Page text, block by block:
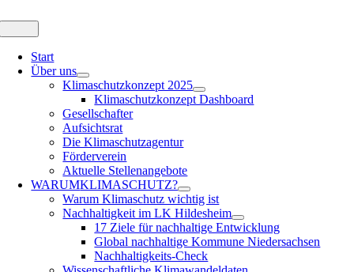
springen
Navigation
Start
Über uns
Klimaschutzkonzept 2025
Klimaschutzkonzept Dashboard
Gesellschafter
Aufsichtsrat
Die Klimaschutzagentur
Förderverein
Aktuelle Stellenangebote
WARUMKLIMASCHUTZ?
Warum Klimaschutz wichtig ist
Nachhaltigkeit im LK Hildesheim
17 Ziele für nachhaltige Entwicklung
Global nachhaltige Kommune Niedersachsen
Nachhaltigkeits-Check